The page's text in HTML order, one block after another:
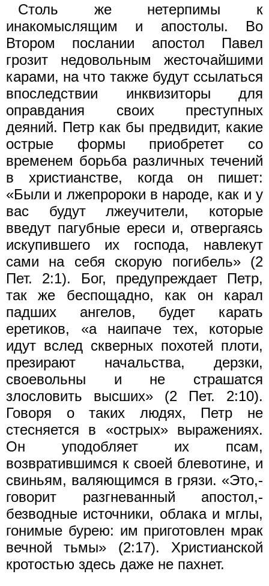
Столь же нетерпимы к
инакомыслящим и апостолы. Во
Втором послании апостол Павел
грозит недовольным жесточайшими
карами, на что также будут ссылаться
впоследствии инквизиторы для
оправдания своих преступных
деяний. Петр как бы предвидит, какие
острые формы приобретет со
временем борьба различных течений
в христианстве, когда он пишет:
«Были и лжепророки в народе, как и у
вас будут лжеучители, которые
введут пагубные ереси и, отвергаясь
искупившего их господа, навлекут
сами на себя скорую погибель» (2
Пет. 2:1). Бог, предупреждает Петр,
так же беспощадно, как он карал
падших ангелов, будет карать
еретиков, «а наипаче тех, которые
идут вслед скверных похотей плоти,
презирают начальства, дерзки,
своевольны и не страшатся
злословить высших» (2 Пет. 2:10).
Говоря о таких людях, Петр не
стесняется в «острых» выражениях.
Он уподобляет их псам,
возвратившимся к своей блевотине, и
свиньям, валяющимся в грязи. «Это,-
говорит разгневанный апостол,-
безводные источники, облака и мглы,
гонимые бурею: им приготовлен мрак
вечной тьмы» (2:17). Христианской
кротостью здесь даже не пахнет.